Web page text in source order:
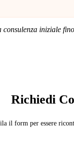
iniziale
Richiedi
il form per essere